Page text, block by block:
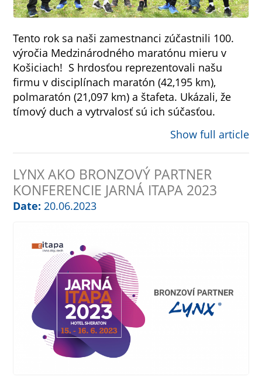
Tento rok sa naši zamestnanci zúčastnili 100.
výročia Medzinárodného maratónu mieru v
Košiciach! S hrdosťou reprezentovali našu
firmu v disciplínach maratón (42,195 km),
polmaratón (21,097 km) a štafeta. Ukázali, že
tímový duch a vytrvalosť sú ich súčasťou.
Show full article
LYNX AKO BRONZOVÝ PARTNER
KONFERENCIE JARNÁ ITAPA 2023
Date: 20.06.2023